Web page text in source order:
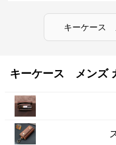
キーケース
キーケース メンズ